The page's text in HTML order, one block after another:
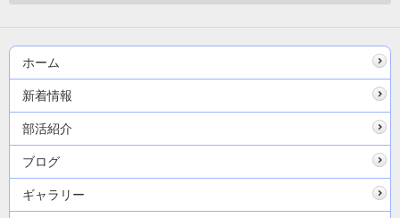
ホーム
新着情報
部活紹介
ブログ
ギャラリー